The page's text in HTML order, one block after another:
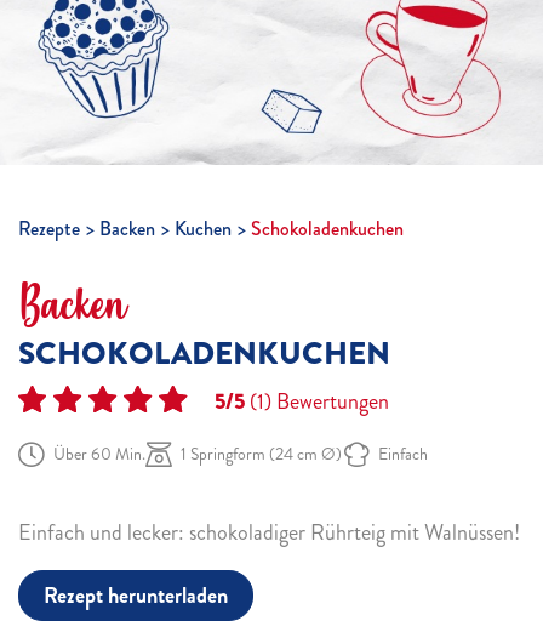
Rezepte Backen Kuchen Schokoladenkuchen
Backen
SCHOKOLADENKUCHEN
5/5(1)Bewertungen
Über 60 Min. 1 Springform (24 cm Ø) Einfach
Einfach und lecker: schokoladiger Rührteig mit Walnüssen!
Rezept herunterladen